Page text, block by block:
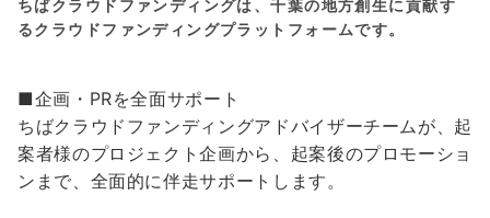
ちばクラウドファンディングは、千葉の地方創生に貢献す
るクラウドファンディングプラットフォームです。
■企画・PRを全面サポート
ちばクラウドファンディングアドバイザーチームが、起
案者様のプロジェクト企画から、起案後のプロモーショ
ンまで、全面的に伴走サポートします。